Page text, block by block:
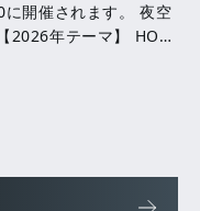
開催されます。 夜空
年テーマ】 HOPE